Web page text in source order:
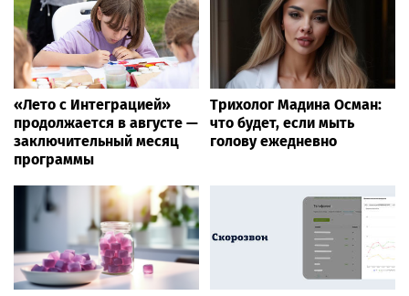
«Лето с Интеграцией»
продолжается в августе —
заключительный месяц
программы
Трихолог Мадина Осман:
что будет, если мыть
голову ежедневно